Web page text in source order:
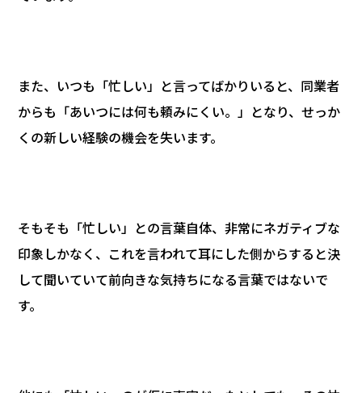
また、いつも「忙しい」と言ってばかりいると、同業者
からも「あいつには何も頼みにくい。」となり、せっか
くの新しい経験の機会を失います。
そもそも「忙しい」との言葉自体、非常にネガティブな
印象しかなく、これを言われて耳にした側からすると決
して聞いていて前向きな気持ちになる言葉ではないで
す。